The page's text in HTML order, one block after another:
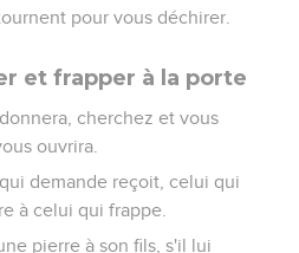
pour vous déchirer.
et frapper à la porte
cherchez et vous
ouvrira.
demande reçoit, celui qui
à celui qui frappe.
pierre à son fils, s'il lui